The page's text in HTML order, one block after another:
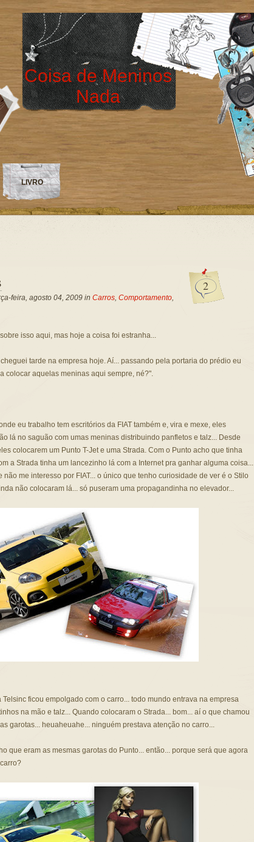
Coisa de Meninos
Nada
LIVRO
2
feira, agosto 04, 2009 in Carros, Comportamento,
isso aqui, mas hoje a coisa foi estranha...
tarde na empresa hoje. Aí... passando pela portaria do prédio eu
colocar aquelas meninas aqui sempre, né?".
eu trabalho tem escritórios da FIAT também e, vira e mexe, eles
lá no saguão com umas meninas distribuindo panfletos e talz... Desde
colocarem um Punto T-Jet e uma Strada. Com o Punto acho que tinha
a Strada tinha um lancezinho lá com a Internet pra ganhar alguma coisa...
não me interesso por FIAT... o único que tenho curiosidade de ver é o Stilo
não colocaram lá... só puseram uma propagandinha no elevador...
Telsinc ficou empolgado com o carro... todo mundo entrava na empresa
na mão e talz... Quando colocaram o Strada... bom... aí o que chamou
garotas... heuaheuahe... ninguém prestava atenção no carro...
que eram as mesmas garotas do Punto... então... porque será que agora